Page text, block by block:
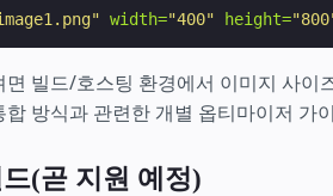
width="400" height=
면 빌드/호스팅 환경에서 이미지 사이
방식과 관련한 개별 옵티마이저 가
(곧 지원 예정)